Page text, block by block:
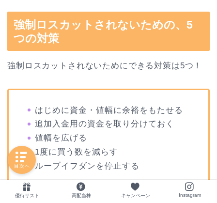
強制ロスカットされないための、5
つの対策
強制ロスカットされないためにできる対策は5つ！
はじめに資金・値幅に余裕をもたせる
追加入金用の資金を取り分けておく
値幅を広げる
1度に買う数を減らす
ループイフダンを停止する
優待リスト 高配当株 キャンペーン Instagram
目次へ